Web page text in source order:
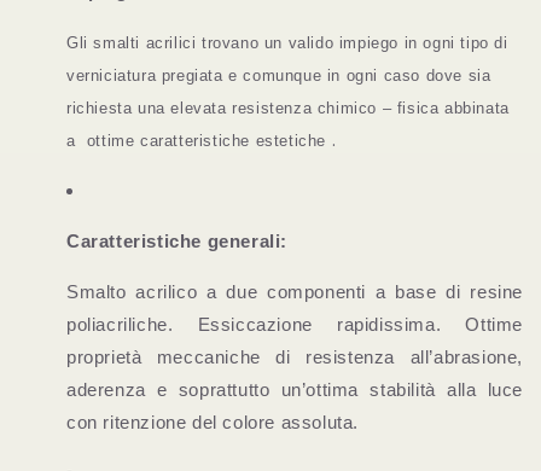
Gli smalti acrilici trovano un valido impiego in ogni tipo di
verniciatura pregiata e comunque in ogni caso dove sia
richiesta una elevata resistenza chimico – fisica abbinata
a
ottime caratteristiche estetiche .
Caratteristiche generali:
Smalto acrilico a due componenti a base di resine
poliacriliche. Essiccazione rapidissima. Ottime
proprietà meccaniche di resistenza all’abrasione,
aderenza e soprattutto un’ottima stabilità alla luce
con ritenzione del colore assoluta.